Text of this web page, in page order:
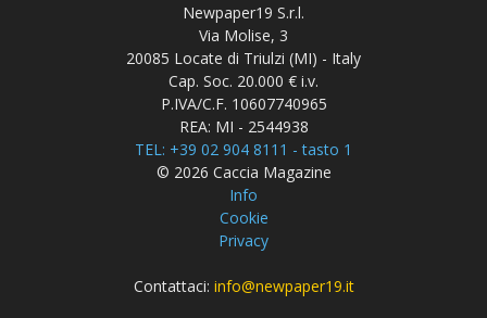
Newpaper19 S.r.l.
Via Molise, 3
20085 Locate di Triulzi (MI) - Italy
Cap. Soc. 20.000 € i.v.
P.IVA/C.F. 10607740965
REA: MI - 2544938
TEL: +39 02 904 8111 - tasto 1
© 2026 Caccia Magazine
Info
Cookie
Privacy
Contattaci: info@newpaper19.it